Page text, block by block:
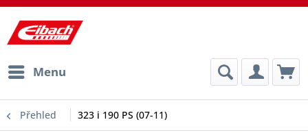
Menu
Přehled 323 i 190 PS (07-11)